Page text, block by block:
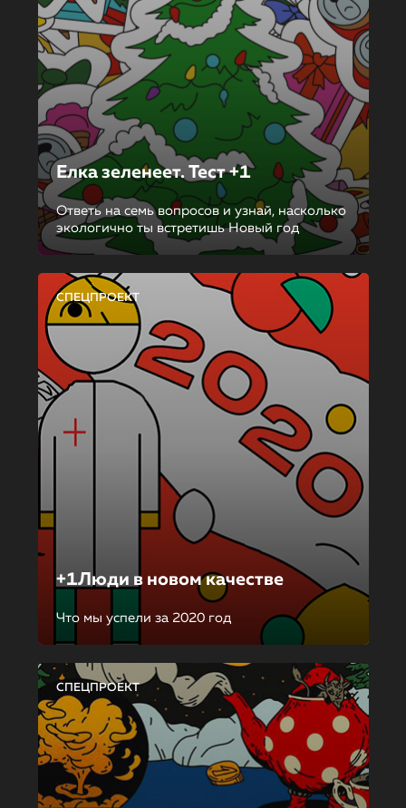
Елка зеленеет. Тест +1
Ответь на семь вопросов и узнай, насколько
экологично ты встретишь Новый год
СПЕЦПРОЕКТ
+1Люди в новом качестве
Что мы успели за 2020 год
СПЕЦПРОЕКТ